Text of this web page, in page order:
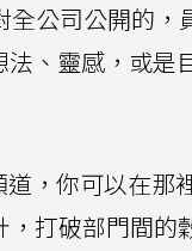
全公司公開的，
、靈感，或是
，你可以在那
打破部門間的